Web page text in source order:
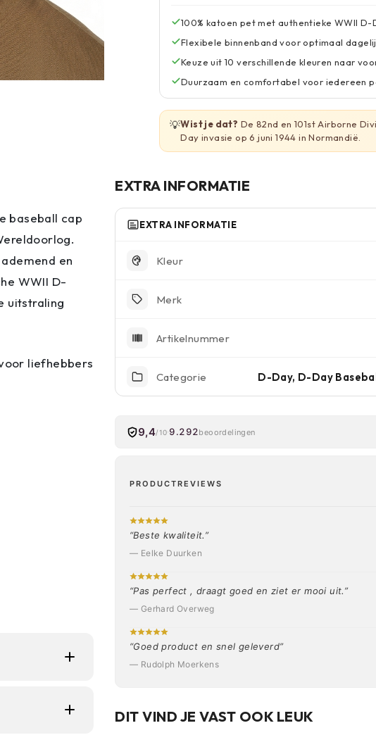
100% katoen pet met authentieke WWII D-
Flexibele binnenband voor optimaal
Keuze uit 10 verschillende kleuren naar
Duurzaam en comfortabel voor iedereen
💡Wist je dat? De 82nd en 101st Airborne
Day invasie op 6 juni 1944 in Normandië.
baseball cap
en
WWII D-
uitstraling
liefhebbers
EXTRA INFORMATIE
EXTRA INFORMATIE
Kleur
Merk
Artikelnummer
Categorie D-Day, D-Day
9,4/10 9.292beoordelingen
PRODUCTREVIEWS
“Beste kwaliteit.”
— Eelke Duurken
“Pas perfect , draagt goed en ziet er mooi uit.”
— Gerhard Overweg
“Goed product en snel geleverd”
— Rudolph Moerkens
DIT VIND JE VAST OOK LEUK